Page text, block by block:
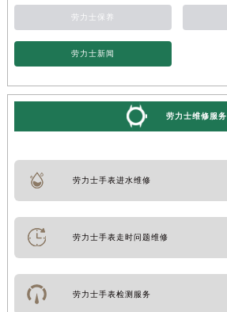
劳力士保养
劳力士新闻
劳力士维修服务
劳力士手表进水维修
劳力士手表走时问题维修
劳力士手表检测服务